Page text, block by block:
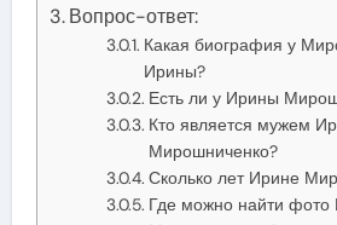
Вопрос-ответ:
Какая биография у
Ирины?
Есть ли у Ирины
Кто является мужем
Мирошниченко?
Сколько лет Ирине
Где можно найти фото